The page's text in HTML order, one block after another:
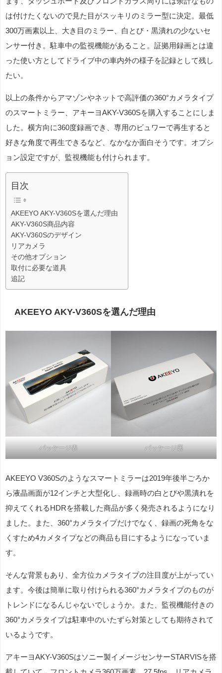
は付けたくないので見た目がスッキリのミラー型に決定。最低
300万画素以上、大き目のミラー、白とび・黒潰れの少ないセ
ンサー付き。駐車中の監視機能があること。証拠用録画とは違
った使い方としてドライブ中の車内外の様子を記録として残し
たい。
以上の条件からアマゾンやネットで高評価の360°カメラタイプ
のスマートミラー、アキーヨAKY-V360Sを購入することにしま
した。横方向に360度録画でき、専用のビュワーで再生すると
好きな角度で再生できるなど、なかなか面白そうです。オプシ
ョン設定ですが、監視機能も付けられます。
目次
AKEEYO AKY-V360Sを選んだ理由
AKY-V360S商品内容
AKY-V360Sのデザイン
リアカメラ
その他オプション
取付に必要な道具
追記
AKEEYO AKY-V360Sを選んだ理由
パッケージ表 パッケージ裏
AKEEYO V360Sのようなスマートミラーは2019年後半ごろか
ら液晶画面が12インチと大型化し、録画時の白とびや黒潰れを
抑えてくれるHDRを搭載した商品が多く発売されるようになり
ました。また、360°カメラタイプだけでなく、録画の死角をな
くすため4カメタイプなどの商品も目にするようになっていま
す。
そんな背景もあり、全方位カメラタイプの注目度が上がってい
ます。今後は簡単に取り付けられる360°カメラタイプのものが
トレンドになるんじゃないでしょうか。また、監視機能付きの
360°カメラタイプは駐車中のいたずら対策としても期待されて
いるようです。
アキーヨAKY-V360Sはソニー製イメージセンサーSTARVISを搭